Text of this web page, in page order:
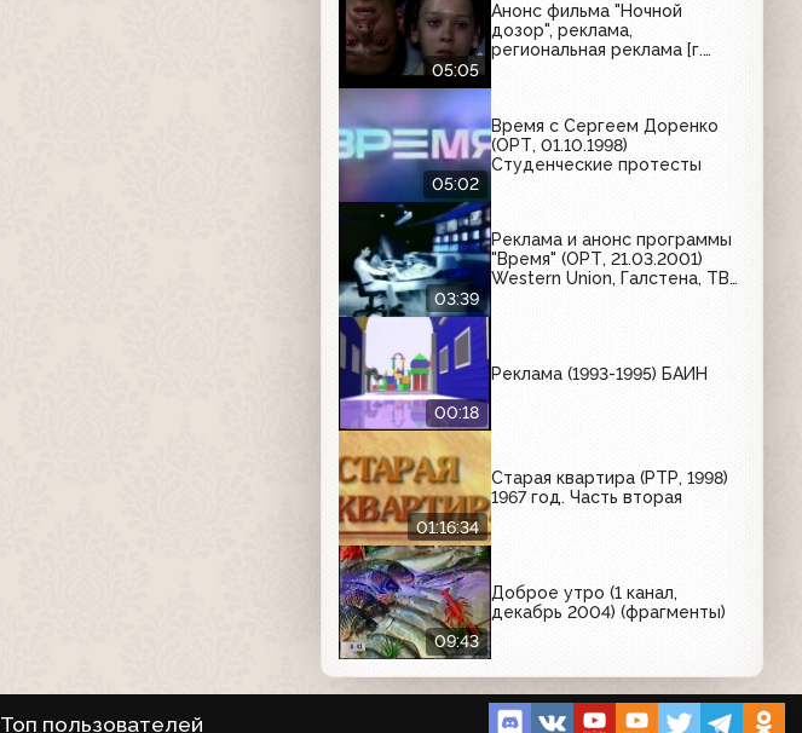
05:05
Анонс фильма "Ночной
дозор", реклама,
региональная реклама [г.
Балтимор, Foster's, Толстяк,
Пятёрочка, Радио Хит,
Компьютерный мир, Ori, Valio
05:02
Время с Сергеем Доренко
(ОРТ, 01.10.1998)
Студенческие протесты
03:39
Реклама и анонс программы
"Время" (ОРТ, 21.03.2001)
Western Union, Галстена, ТВ
00:18
Реклама (1993-1995) БАИН
01:16:34
Старая квартира (РТР, 1998)
1967 год. Часть вторая
09:43
Доброе утро (1 канал,
декабрь 2004) (фрагменты)
Топ пользователей